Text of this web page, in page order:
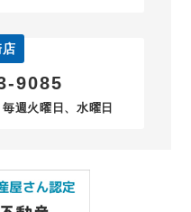
9085
週火曜日、水曜日